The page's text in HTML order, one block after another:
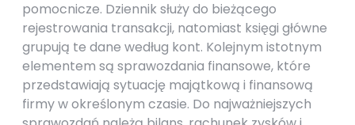
pomocnicze. Dziennik służy do bieżącego
rejestrowania transakcji, natomiast księgi główne
grupują te dane według kont. Kolejnym istotnym
elementem są sprawozdania finansowe, które
przedstawiają sytuację majątkową i finansową
firmy w określonym czasie. Do najważniejszych